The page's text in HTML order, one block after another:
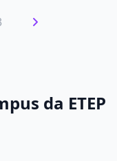
da ETEP